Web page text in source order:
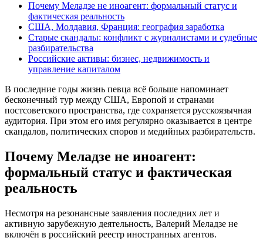
Почему Меладзе не иноагент: формальный статус и
фактическая реальность
США, Молдавия, Франция: география заработка
Старые скандалы: конфликт с журналистами и судебные
разбирательства
Российские активы: бизнес, недвижимость и
управление капиталом
В последние годы жизнь певца всё больше напоминает
бесконечный тур между США, Европой и странами
постсоветского пространства, где сохраняется русскоязычная
аудитория. При этом его имя регулярно оказывается в центре
скандалов, политических споров и медийных разбирательств.
Почему Меладзе не иноагент:
формальный статус и фактическая
реальность
Несмотря на резонансные заявления последних лет и
активную зарубежную деятельность, Валерий Меладзе не
включён в российский реестр иностранных агентов.